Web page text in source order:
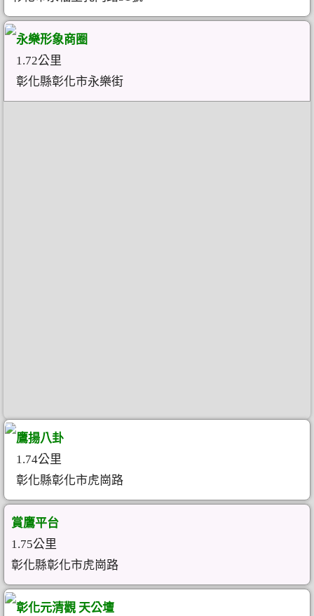
永樂形象商圈
1.72公里
彰化縣彰化市永樂街
鷹揚八卦
1.74公里
彰化縣彰化市虎崗路
賞鷹平台
1.75公里
彰化縣彰化市虎崗路
彰化元清觀 天公壇